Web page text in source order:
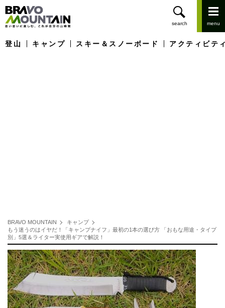
登山 キャンプ スキー＆スノーボード アクティビテ
BRAVO MOUNTAIN
キャンプ
もう迷うのはイヤだ！「キャンプナイフ」最初の1本の選び方 「おもな用途・タイプ
別」5選＆ライター実使用ギアで解説！